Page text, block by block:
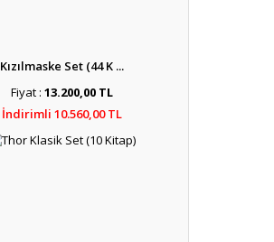
Kızılmaske Set (44 K ...
Fiyat : 13.200,00 TL
İndirimli 10.560,00 TL